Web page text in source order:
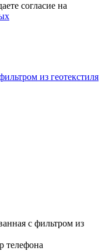
согласие на
из геотекстиля
с фильтром из
телефона